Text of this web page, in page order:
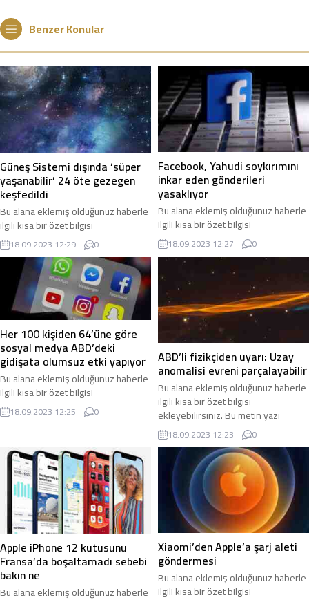
Benzer Konular
Güneş Sistemi dışında ‘süper
yaşanabilir’ 24 öte gezegen
keşfedildi
Bu alana eklemiş olduğunuz haberle
ilgili kısa bir özet bilgisi
ekleyebilirsiniz. Bu metin yazı
düzenleme sayfasında “Özet”
bölümünden eklenebilir. Özet
eklenmişse başlık altında kalın
olarak bu şekilde gösterilir,
eklenmemişse bu alan boş kalır.
18.09.2023 12:29 0
Facebook, Yahudi soykırımını
inkar eden gönderileri
yasaklıyor
Bu alana eklemiş olduğunuz haberle
ilgili kısa bir özet bilgisi
ekleyebilirsiniz. Bu metin yazı
düzenleme sayfasında “Özet”
bölümünden eklenebilir. Özet
eklenmişse başlık altında kalın
olarak bu şekilde gösterilir,
eklenmemişse bu alan boş kalır.
18.09.2023 12:27 0
Her 100 kişiden 64’üne göre
sosyal medya ABD’deki
gidişata olumsuz etki yapıyor
Bu alana eklemiş olduğunuz haberle
ilgili kısa bir özet bilgisi
ekleyebilirsiniz. Bu metin yazı
düzenleme sayfasında “Özet”
eklenmişse başlık altında kalın
olarak bu şekilde gösterilir,
eklenmemişse bu alan boş kalır.
18.09.2023 12:25 0
ABD’li fizikçiden uyarı: Uzay
anomalisi evreni parçalayabilir
Bu alana eklemiş olduğunuz haberle
ilgili kısa bir özet bilgisi
ekleyebilirsiniz. Bu metin yazı
düzenleme sayfasında “Özet”
bölümünden eklenebilir. Özet
eklenmişse başlık altında kalın
olarak bu şekilde gösterilir,
eklenmemişse bu alan boş kalır.
18.09.2023 12:23 0
Apple iPhone 12 kutusunu
Fransa’da boşaltamadı sebebi
bakın ne
Bu alana eklemiş olduğunuz haberle
Xiaomi’den Apple’a şarj aleti
göndermesi
Bu alana eklemiş olduğunuz haberle
ilgili kısa bir özet bilgisi